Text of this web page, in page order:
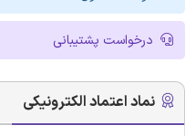
درخواست پشتیبانی
نماد اعتماد الکترونیکی